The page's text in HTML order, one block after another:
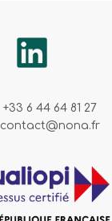
+33 6 44 64 81 27
contact@nona.fr